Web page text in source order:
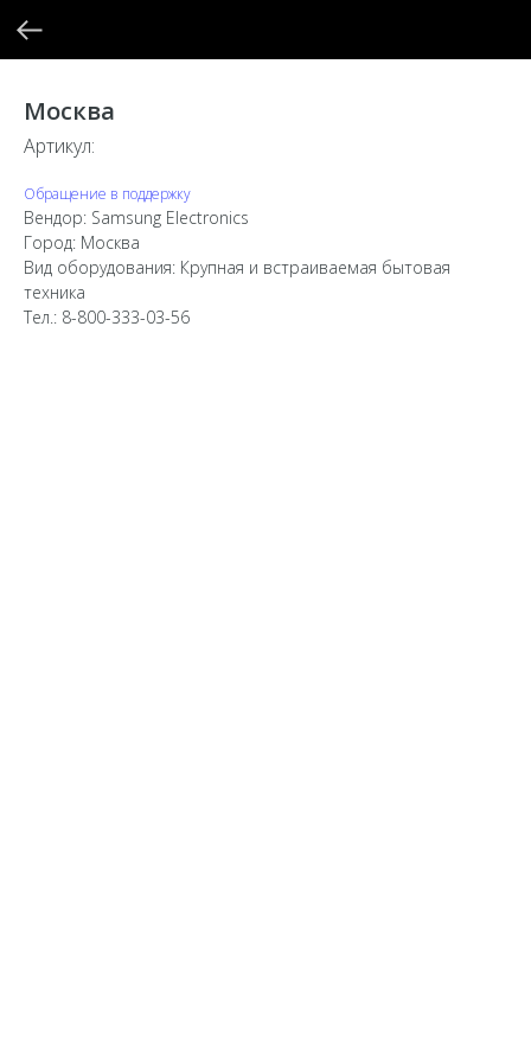
Москва
Артикул:
Обращение в поддержку
Вендор: Samsung Electronics
Город: Москва
Вид оборудования: Крупная и встраиваемая бытовая
техника
Тел.: 8-800-333-03-56